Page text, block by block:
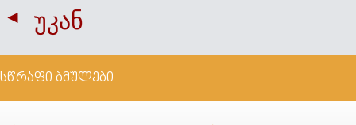
უკან
სწრაფი ბმულები